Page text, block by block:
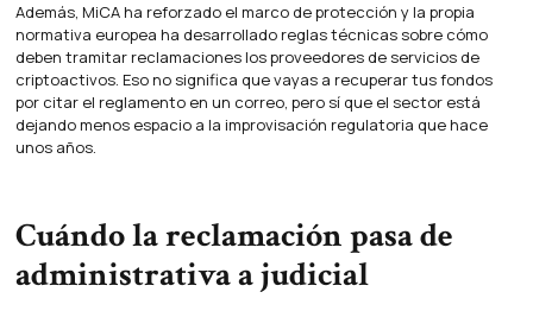
Además, MiCA ha reforzado el marco de protección y la propia
normativa europea ha desarrollado reglas técnicas sobre cómo
deben tramitar reclamaciones los proveedores de servicios de
criptoactivos. Eso no significa que vayas a recuperar tus fondos
por citar el reglamento en un correo, pero sí que el sector está
dejando menos espacio a la improvisación regulatoria que hace
unos años.
Cuándo la reclamación pasa de
administrativa a judicial